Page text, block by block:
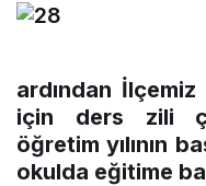
ardından
için ders zili
öğretim yılının
okulda eğitime